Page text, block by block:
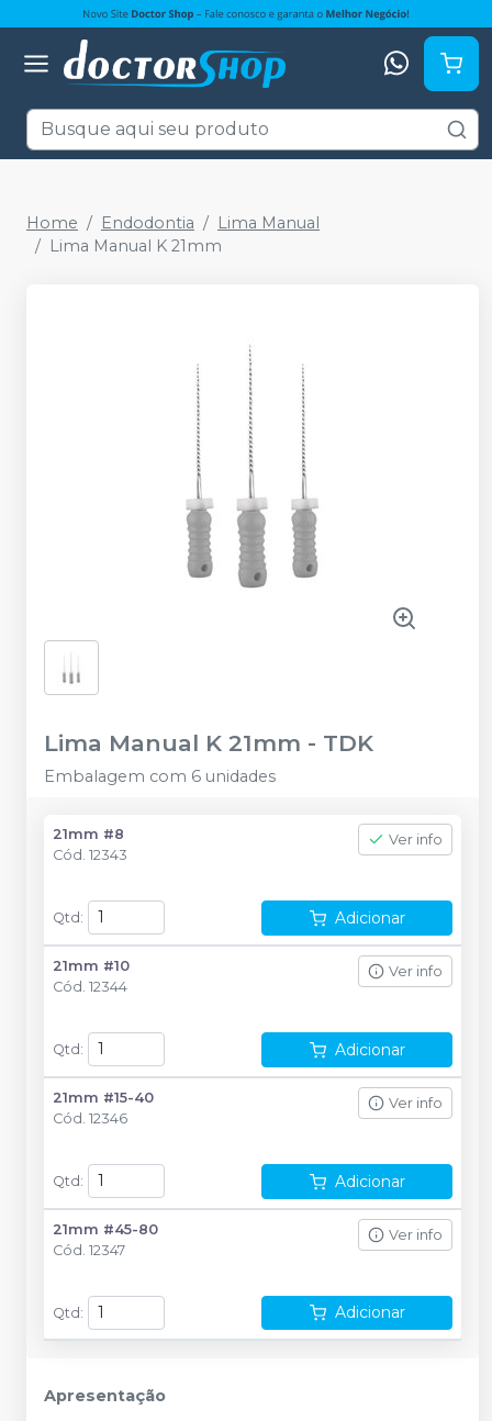
Home Endodontia
Lima Manual
Lima Manual K 21mm
Lima Manual K 21mm - TDK
Embalagem com 6 unidades
21mm #8
Cód. 12343
Ver info
Qtd : Adicionar
21mm #10
Cód. 12344
Ver info
Qtd : Adicionar
21mm #15-40
Cód. 12346
Ver info
Qtd : Adicionar
21mm #45-80
Cód. 12347
Ver info
Qtd: Adicionar
Apresentação